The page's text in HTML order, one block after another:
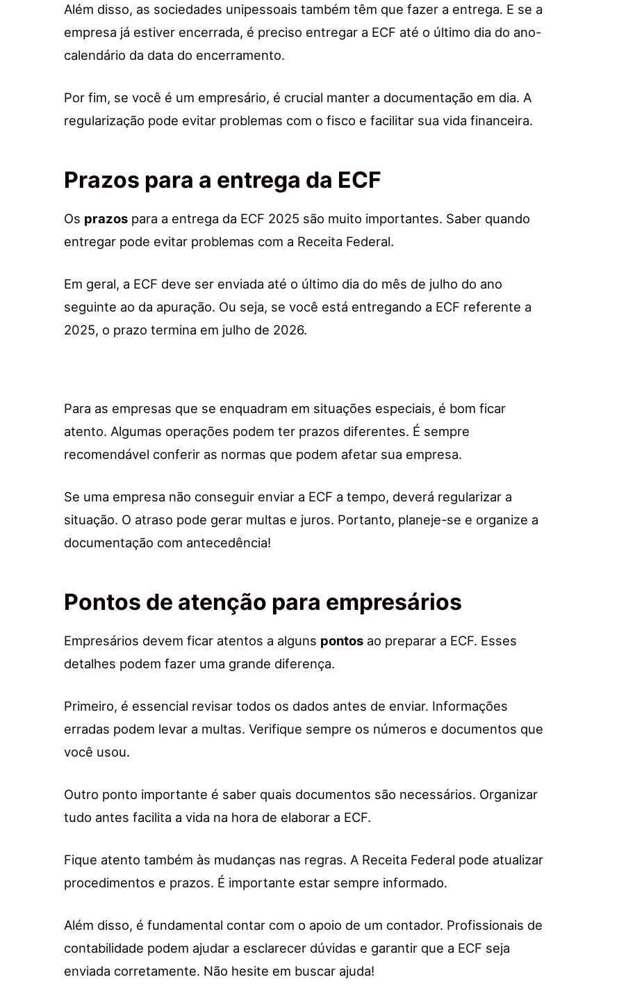
Além disso, as sociedades unipessoais também têm que fazer a entrega. E se a
empresa já estiver encerrada, é preciso entregar a ECF até o último dia do ano-
calendário da data do encerramento.
Por fim, se você é um empresário, é crucial manter a documentação em dia. A
regularização pode evitar problemas com o fisco e facilitar sua vida financeira.
Prazos para a entrega da ECF
Os prazos para a entrega da ECF 2025 são muito importantes. Saber quando
entregar pode evitar problemas com a Receita Federal.
Em geral, a ECF deve ser enviada até o último dia do mês de julho do ano
seguinte ao da apuração. Ou seja, se você está entregando a ECF referente a
2025, o prazo termina em julho de 2026.
Para as empresas que se enquadram em situações especiais, é bom ficar
atento. Algumas operações podem ter prazos diferentes. É sempre
recomendável conferir as normas que podem afetar sua empresa.
Se uma empresa não conseguir enviar a ECF a tempo, deverá regularizar a
situação. O atraso pode gerar multas e juros. Portanto, planeje-se e organize a
documentação com antecedência!
Pontos de atenção para empresários
Empresários devem ficar atentos a alguns pontos ao preparar a ECF. Esses
detalhes podem fazer uma grande diferença.
Primeiro, é essencial revisar todos os dados antes de enviar. Informações
erradas podem levar a multas. Verifique sempre os números e documentos que
você usou.
Outro ponto importante é saber quais documentos são necessários. Organizar
tudo antes facilita a vida na hora de elaborar a ECF.
Fique atento também às mudanças nas regras. A Receita Federal pode atualizar
procedimentos e prazos. É importante estar sempre informado.
Além disso, é fundamental contar com o apoio de um contador. Profissionais de
contabilidade podem ajudar a esclarecer dúvidas e garantir que a ECF seja
enviada corretamente. Não hesite em buscar ajuda!